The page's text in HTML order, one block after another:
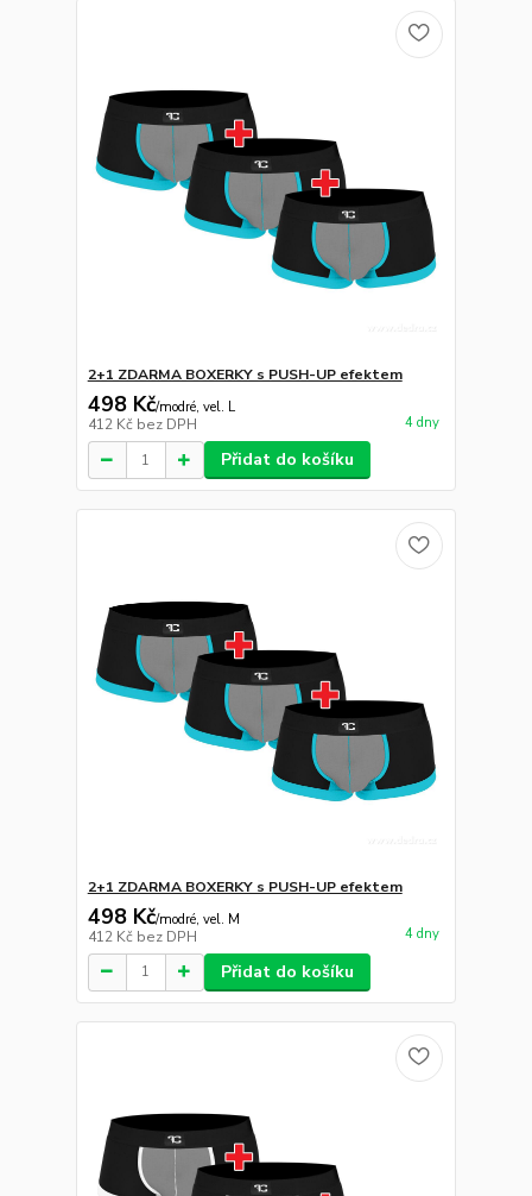
2+1 ZDARMA BOXERKY s PUSH-UP efektem
498 Kč/modré, vel. L
412 Kč bez DPH 4 dny
Přidat do košíku
2+1 ZDARMA BOXERKY s PUSH-UP efektem
498 Kč/modré, vel. M
412 Kč bez DPH 4 dny
Přidat do košíku